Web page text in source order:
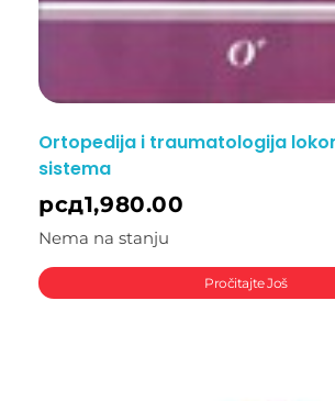
Ortopedija i traumatologija
sistema
рсд1,980.00
Nema na stanju
Pročitajte Još